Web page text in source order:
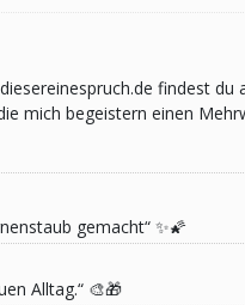
diesereinespruch.de findest
mich begeistern einen
gemacht“ ✨🌠
Alltag.“ 🎨🎁